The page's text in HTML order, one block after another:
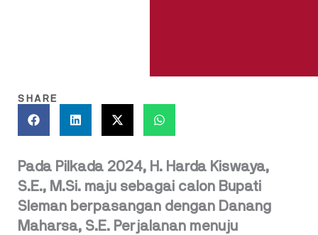
SHARE
Pada Pilkada 2024, H. Harda Kiswaya,
S.E., M.Si. maju sebagai calon Bupati
Sleman berpasangan dengan Danang
Maharsa, S.E. Perjalanan menuju